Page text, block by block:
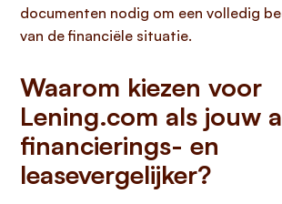
documenten nodig om een volledig
van de financiële situatie.
Waarom kiezen voor
Lening.com als jouw
financierings- en
leasevergelijker?